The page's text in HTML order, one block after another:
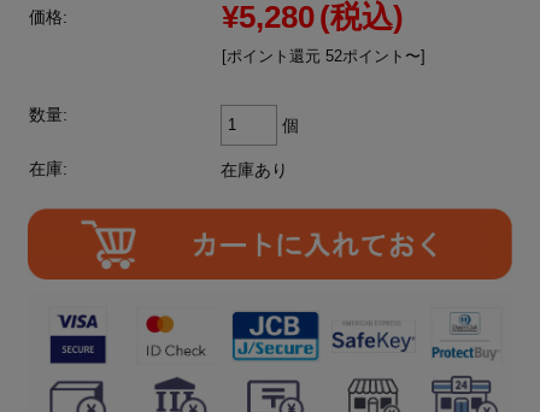
価格: ¥5,280(税込)
[ポイント還元 52ポイント〜]
数量:
個
在庫: 在庫あり